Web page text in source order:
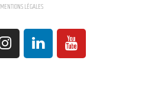
MENTIONS LÉGALES